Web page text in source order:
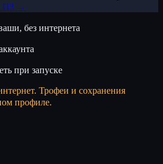
П3 →
без интернета
при запуске
Трофеи и сохранения
профиле.